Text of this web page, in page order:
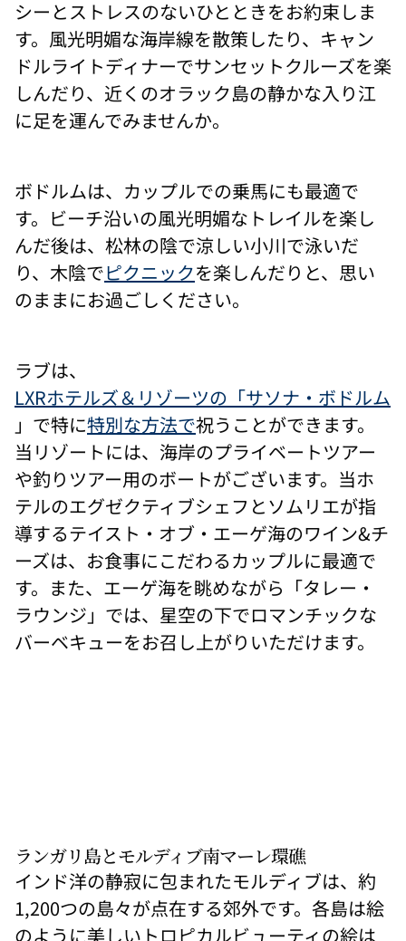
をお
楽し
みい
けま
す。
シーとストレスのないひとときをお約束しま
す。風光明媚な海岸線を散策したり、キャン
ドルライトディナーでサンセットクルーズを楽
しんだり、近くのオラック島の静かな入り江
に足を運んでみませんか。
ボドルムは、カップルでの乗馬にも最適で
す。ビーチ沿いの風光明媚なトレイルを楽し
んだ後は、松林の陰で涼しい小川で泳いだ
り、木陰でピクニックを楽しんだりと、思い
のままにお過ごしください。
ラブは、
LXRホテルズ＆リゾーツの「サソナ・ボドルム
」で特に特別な方法で祝うことができます。
当リゾートには、海岸のプライベートツアー
や釣りツアー用のボートがございます。当ホ
テルのエグゼクティブシェフとソムリエが指
導するテイスト・オブ・エーゲ海のワイン&チ
ーズは、お食事にこだわるカップルに最適で
す。また、エーゲ海を眺めながら「タレー・
ラウンジ」では、星空の下でロマンチックな
バーベキューをお召し上がりいただけます。
ラン
ガ
リ・
アイ
ラン
ユニ
ランガリ島とモルディブ南マーレ環礁
インド洋の静寂に包まれたモルディブは、約
1,200つの島々が点在する郊外です。各島は絵
のように美しいトロピカルビューティの絵は